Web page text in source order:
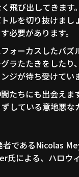
飛び出してきます
ルを切り抜けまし
必要があります。
ォーカスしたパズ
ラたたきをしたり
ジが待ち受けてい
たちにも出会えま
している意地悪な
者であるNicolas
氏による、ハロウ